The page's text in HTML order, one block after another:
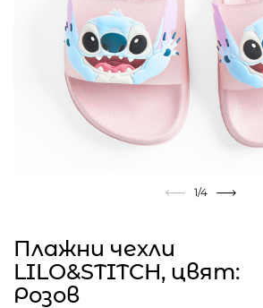
1/4
Плажни чехли
LILO&STITCH, цвят:
Розов